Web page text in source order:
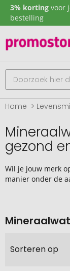
3% korting voor
bestelling
Home
gezond
Wil je jouw merk
manier onder de
Sorteren op